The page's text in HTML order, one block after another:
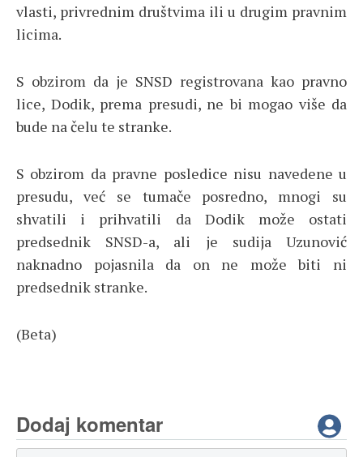
vlasti, privrednim društvima ili u drugim pravnim
licima.
S obzirom da je SNSD registrovana kao pravno
lice, Dodik, prema presudi, ne bi mogao više da
bude na čelu te stranke.
S obzirom da pravne posledice nisu navedene u
presudu, već se tumače posredno, mnogi su
shvatili i prihvatili da Dodik može ostati
predsednik SNSD-a, ali je sudija Uzunović
naknadno pojasnila da on ne može biti ni
predsednik stranke.
(Beta)
Dodaj komentar